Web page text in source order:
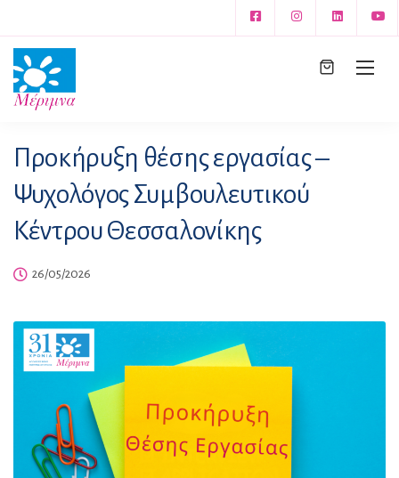
Προκήρυξη θέσης εργασίας –
Ψυχολόγος Συμβουλευτικού
Κέντρου Θεσσαλονίκης
26/05/2026